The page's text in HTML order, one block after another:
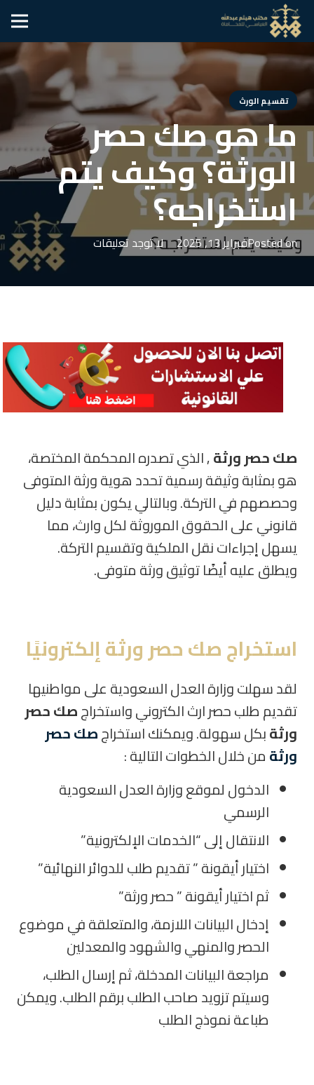
تقسيم الورث
ما هو صك حصر
الورثة؟ وكيف يتم
استخراجه؟
Posted onفبراير 13, 2025 لا توجد تعليقات
صك حصر ورثة, الذي تصدره المحكمة المختصة،
هو بمثابة وثيقة رسمية تحدد هوية ورثة المتوفى
وحصصهم في التركة. وبالتالي يكون بمثابة دليل
قانوني على الحقوق الموروثة لكل وارث، مما
يسهل إجراءات نقل الملكية وتقسيم التركة.
ويطلق عليه أيضًا توثيق ورثة متوفى.
استخراج صك حصر ورثة إلكترونيًا
لقد سهلت وزارة العدل السعودية على مواطنيها
تقديم طلب حصر ارث الكتروني واستخراجصك حصر
ورثةبكل سهولة. ويمكنك استخراجصك حصر
ورثةمن خلال الخطوات التالية :
الدخول لموقع وزارة العدل السعودية
الرسمي
الانتقال إلى “الخدمات الإلكترونية”
اختيار أيقونة ” تقديم طلب للدوائر النهائية”
ثم اختيار أيقونة ” حصر ورثة”
إدخال البيانات اللازمة، والمتعلقة في موضوع
الحصر والمنهي والشهود والمعدلين
مراجعة البيانات المدخلة، ثم إرسال الطلب،
وسيتم تزويد صاحب الطلب برقم الطلب. ويمكن
طباعة نموذج الطلب